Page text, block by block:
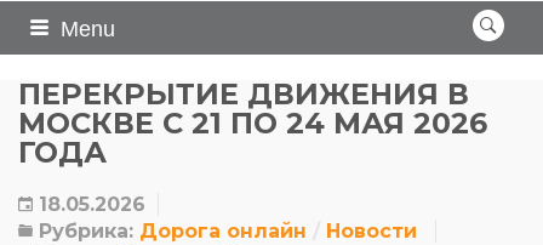
Menu
ПЕРЕКРЫТИЕ ДВИЖЕНИЯ В
МОСКВЕ С 21 ПО 24 МАЯ 2026
ГОДА
18.05.2026
Рубрика: Дорога онлайн
Новости